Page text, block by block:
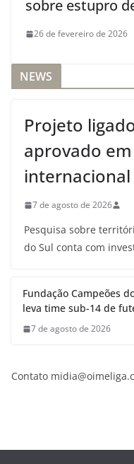
sobre estupro
26 de fevereiro de 2026
NEWS
Projeto
aprovado
internacional
7 de agosto de 2026
Pesquisa sobre
do Sul conta com
Fundação Campeões
leva time sub-14 de
7 de agosto de 2026
Contato